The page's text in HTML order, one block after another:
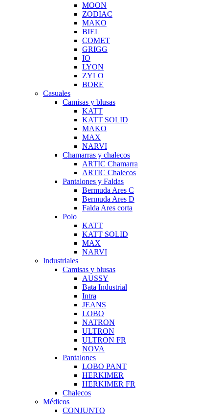
MOON
ZODIAC
MAKO
BIEL
COMET
GRIGG
IO
LYON
ZYLO
BORE
Casuales
Camisas y blusas
KATT
KATT SOLID
MAKO
MAX
NARVI
Chamarras y chalecos
ARTIC Chamarra
ARTIC Chalecos
Pantalones y Faldas
Bermuda Ares C
Bermuda Ares D
Falda Ares corta
Polo
KATT
KATT SOLID
MAX
NARVI
Industriales
Camisas y blusas
AUSSY
Bata Industrial
Intra
JEANS
LOBO
NATRON
ULTRON
ULTRON FR
NOVA
Pantalones
LOBO PANT
HERKIMER
HERKIMER FR
Chalecos
Médicos
CONJUNTO